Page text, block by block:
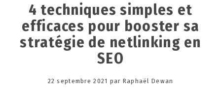
4 techniques simples et
efficaces pour booster sa
stratégie de netlinking en
SEO
Posted
22 septembre 2021 1par Raphaël Dewan